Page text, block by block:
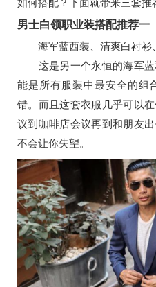
男士白领职业装搭配推荐一
海军蓝西装、清爽白衬衫
这是另一个永恒的海军蓝
能是所有服装中最安全的组
错。而且这套衣服几乎可以
议到咖啡店会议再到和朋友
不会让你失望。